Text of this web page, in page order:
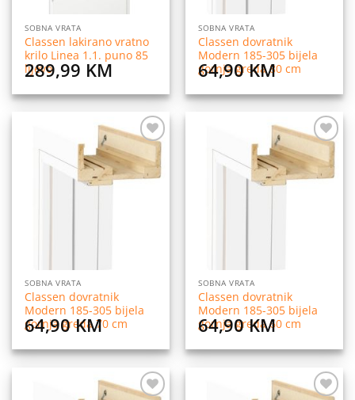
SOBNA VRATA
Classen lakirano vratno
krilo Linea 1.1. puno 85
lijevo
289,99 KM
SOBNA VRATA
Classen dovratnik
Modern 185-305 bijela
gornja greda 80 cm
64,90KM
Dodaj
na
listu
SOBNA VRATA
Classen dovratnik
Modern 185-305 bijela
gornja greda 70 cm
64,90KM
Dodaj
na
listu
SOBNA VRATA
Classen dovratnik
Modern 185-305 bijela
gornja greda 60 cm
64,90KM